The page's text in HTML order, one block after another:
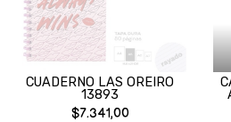
CUADERNO LAS OREIRO
13893
$7.341,00